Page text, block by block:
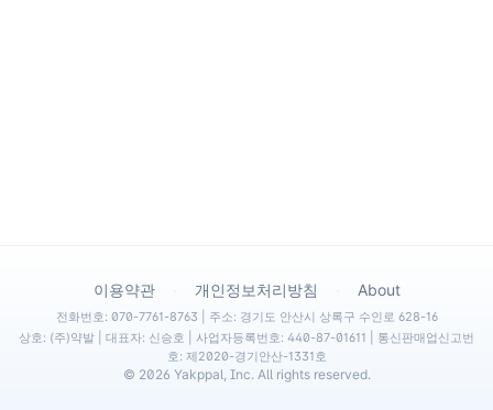
이용약관 개인정보처리방침 About
전화번호: 070-7761-8763 | 주소: 경기도 안산시 상록구 수인로 628-16
상호: (주)약발 | 대표자: 신승호 | 사업자등록번호: 440-87-01611 | 통신판매업신고번
호: 제2020-경기안산-1331호
© 2026 Yakppal, Inc. All rights reserved.